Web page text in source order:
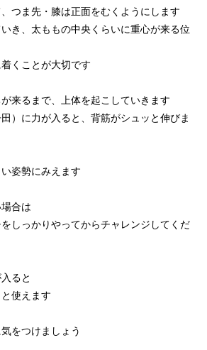
つま先・膝は正面をむくようにします
いき、太ももの中央くらいに重心が来る位
くことが大切です
来るまで、上体を起こしていきます
）に力が入ると、背筋がシュッと伸びま
姿勢にみえます
合は
しっかりやってからチャレンジしてくだ
ると
使えます
をつけましょう